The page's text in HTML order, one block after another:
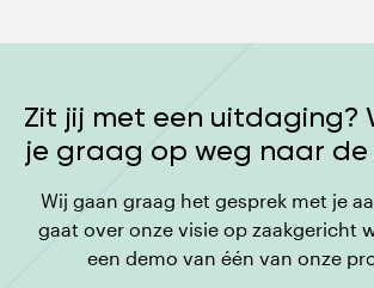
Zit jij met een uitdaging?
je graag op weg naar de
Wij gaan graag het gesprek met je
gaat over onze visie op zaakgericht
een demo van één van onze